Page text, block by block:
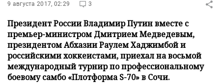
9 августа 2017, 02:29 3
Президент России Владимир Путин вместе с
премьер-министром Дмитрием Медведевым,
президентом Абхазии Раулем Хаджимбой и
российскими хоккеистами, приехал на восьмой
международный турнир по профессиональному
боевому самбо «Плотформа S-70» в Сочи.